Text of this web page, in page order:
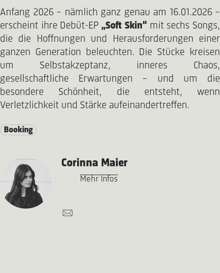
Anfang 2026 – nämlich ganz genau am 16.01.2026 –
erscheint ihre Debüt-EP „Soft Skin“mit sechs Songs,
die die Hoffnungen und Herausforderungen einer
ganzen Generation beleuchten. Die Stücke kreisen
um Selbstakzeptanz, inneres Chaos,
gesellschaftliche Erwartungen – und um die
besondere Schönheit, die entsteht, wenn
Verletzlichkeit und Stärke aufeinandertreffen.
Booking
Corinna Maier
Mehr Infos